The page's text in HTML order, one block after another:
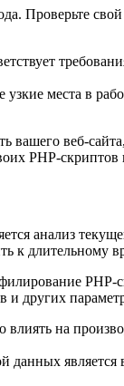
Проверьте
места в
веб-
PHP-скриптов
анализ
к длительному
других
влиять на
данных